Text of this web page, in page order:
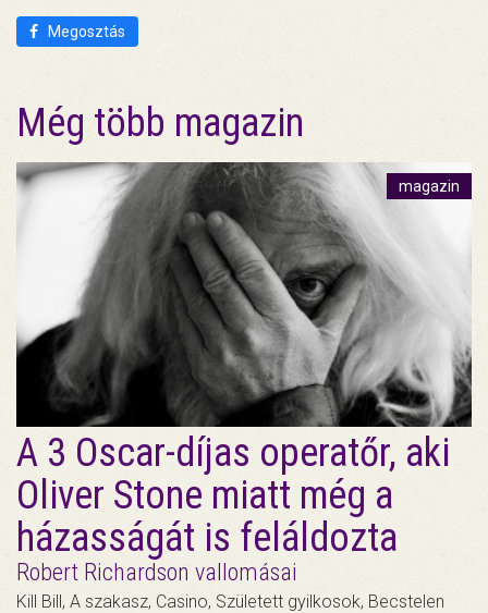
Megosztás
Még több magazin
magazin
A 3 Oscar-díjas operatőr, aki
Oliver Stone miatt még a
házasságát is feláldozta
Robert Richardson vallomásai
Kill Bill, A szakasz, Casino, Született gyilkosok, Becstelen